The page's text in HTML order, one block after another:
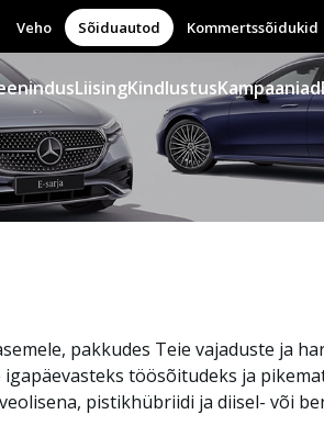
Veho Sõiduautod Kommertssõidukid
LiisingKindlustusKampaaniad
pakkudes Teie vajaduste ja
töösõitudeks ja
pistikhübriidi ja diisel- või